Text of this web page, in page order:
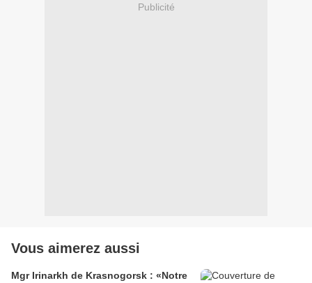
Publicité
Vous aimerez aussi
Mgr Irinarkh de Krasnogorsk : «Notre